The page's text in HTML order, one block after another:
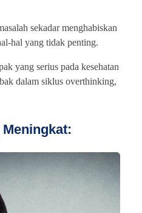
sekadar menghabiskan
hal yang tidak penting.
yang serius pada kesehatan
dalam siklus overthinking,